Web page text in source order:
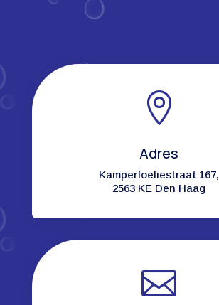

Adres
Kamperfoeliestraat 167,
2563 KE Den Haag
